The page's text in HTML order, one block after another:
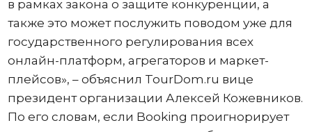
в рамках закона о защите конкуренции, а
также это может послужить поводом уже для
государственного регулирования всех
онлайн-платформ, агрегаторов и маркет-
плейсов», – объяснил TourDom.ru вице
президент организации Алексей Кожевников.
По его словам, если Booking проигнорирует